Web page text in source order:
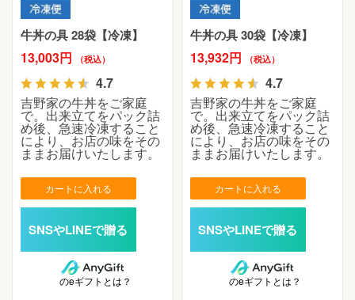
牛丼の具 28袋【冷凍】
13,003円 （税込）
4.7
吉野家の牛丼をご家庭
で。出来立てをパック詰
め後、急速冷凍すること
により、お店の味をその
ままお届けいたします。
カートに入れる
のeギフトとは？
牛丼の具 30袋【冷凍】
13,932円 （税込）
4.7
吉野家の牛丼をご家庭
で。出来立てをパック詰
め後、急速冷凍すること
により、お店の味をその
ままお届けいたします。
カートに入れる
のeギフトとは？